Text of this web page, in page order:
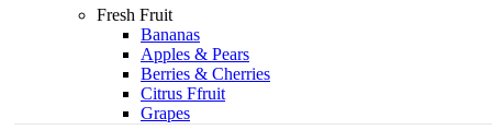
Fresh Fruit
Bananas
Apples & Pears
Berries & Cherries
Citrus Ffruit
Grapes